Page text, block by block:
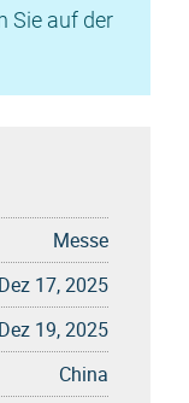
Sie auf der
Messe
Dez 17, 2025
Dez 19, 2025
China